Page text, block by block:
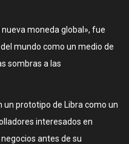
moneda global», fue
mundo como un medio de
sombras a las
un prototipo de Libra como un
interesados en
antes de su